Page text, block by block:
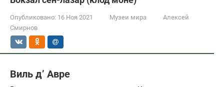
Опубликовано: 16 Ноя 2021 Музеи мира
Алексей
Смирнов
Виль д’ Авре